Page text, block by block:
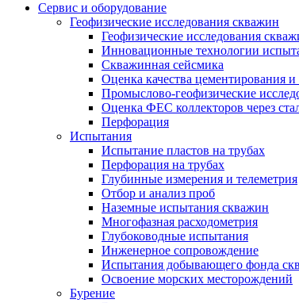
Сервис и оборудование
Геофизические исследования скважин
Геофизические исследования
Инновационные технологии
Скважинная сейсмика
Оценка качества цементирования
Промыслово-геофизические
Оценка ФЕС коллекторов через
Перфорация
Испытания
Испытание пластов на трубах
Перфорация на трубах
Глубинные измерения и телеметрия
Отбор и анализ проб
Наземные испытания скважин
Многофазная расходометрия
Глубоководные испытания
Инженерное сопровождение
Испытания добывающего фонда
Освоение морских месторождений
Бурение